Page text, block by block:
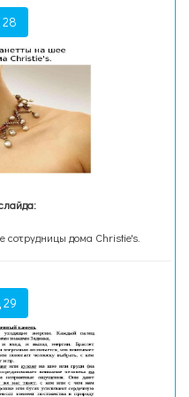
дома Christie's.
29